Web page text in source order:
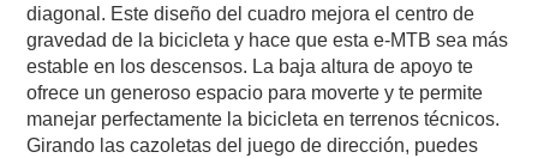
diagonal. Este diseño del cuadro mejora el centro de
gravedad de la bicicleta y hace que esta e-MTB sea más
estable en los descensos. La baja altura de apoyo te
ofrece un generoso espacio para moverte y te permite
manejar perfectamente la bicicleta en terrenos técnicos.
Girando las cazoletas del juego de dirección, puedes